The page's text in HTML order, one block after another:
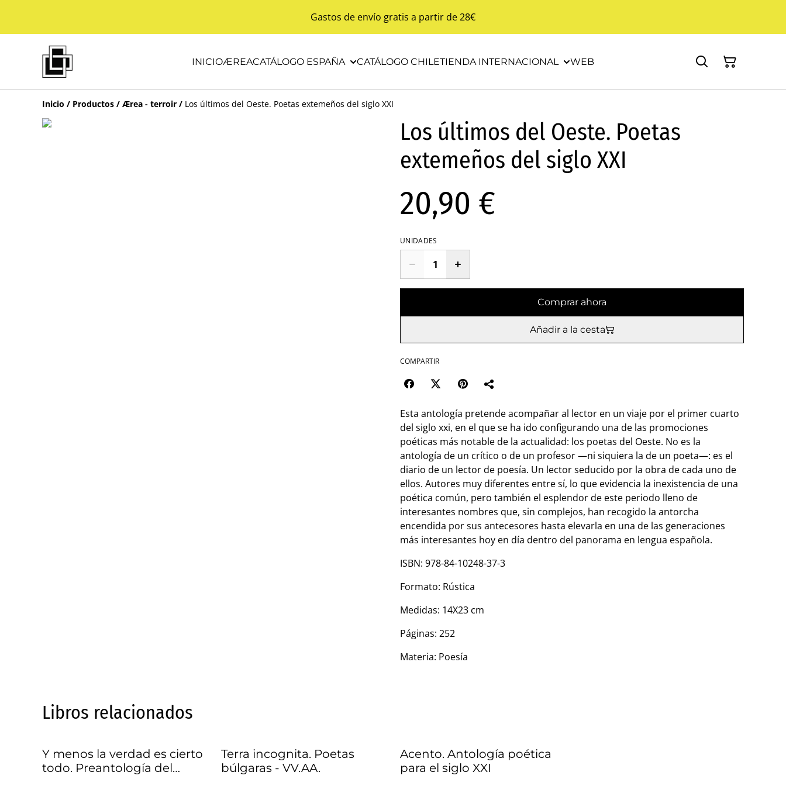
Gastos de envío gratis a partir de 28€
INICIOÆREACATÁLOGO ESPAÑA CATÁLOGO CHILETIENDA INTERNACIONAL WEB
Inicio / Productos / Ærea - terroir / Los últimos del Oeste. Poetas extemeños del siglo XXI
Los últimos del Oeste. Poetas
extemeños del siglo XXI
20,90 €
UNIDADES
Comprar ahora
Añadir a la cesta
COMPARTIR
Esta antología pretende acompañar al lector en un viaje por el primer cuarto
del siglo xxi, en el que se ha ido configurando una de las promociones
poéticas más notable de la actualidad: los poetas del Oeste. No es la
antología de un crítico o de un profesor —ni siquiera la de un poeta—: es el
diario de un lector de poesía. Un lector seducido por la obra de cada uno de
ellos. Autores muy diferentes entre sí, lo que evidencia la inexistencia de una
poética común, pero también el esplendor de este periodo lleno de
interesantes nombres que, sin complejos, han recogido la antorcha
encendida por sus antecesores hasta elevarla en una de las generaciones
más interesantes hoy en día dentro del panorama en lengua española.
ISBN: 978-84-10248-37-3
Formato: Rústica
Medidas: 14X23 cm
Páginas: 252
Materia: Poesía
Libros relacionados
Y menos la verdad es cierto
todo. Preantología del
Terra incognita. Poetas
búlgaras - VV.AA.
Acento. Antología poética
para el siglo XXI